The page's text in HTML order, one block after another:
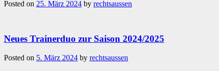
Posted on 25. März 2024 by rechtsaussen
Neues Trainerduo zur Saison 2024/2025
Posted on 5. März 2024 by rechtsaussen